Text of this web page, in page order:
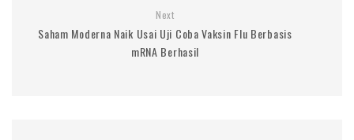
Next
Saham Moderna Naik Usai Uji Coba Vaksin Flu Berbasis
mRNA Berhasil